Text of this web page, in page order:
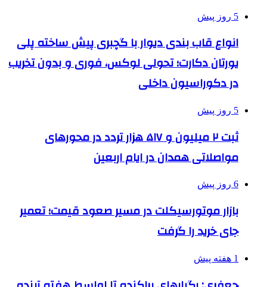
5 روز پیش
انواع قاب بندی دیوار با گچبری پیش ساخته پلی
یورتان دکارت؛ تحولی لوکس، فوری و بدون تخریب
در دکوراسیون داخلی
5 روز پیش
ثبت ۲ میلیون و ۵۱۷ هزار تردد در محورهای
مواصلاتی همدان در ایام اربعین
6 روز پیش
بازار موتورسیکلت در مسیر صعود قیمت؛ تعمیر
جای خرید را گرفت
1 هفته پیش